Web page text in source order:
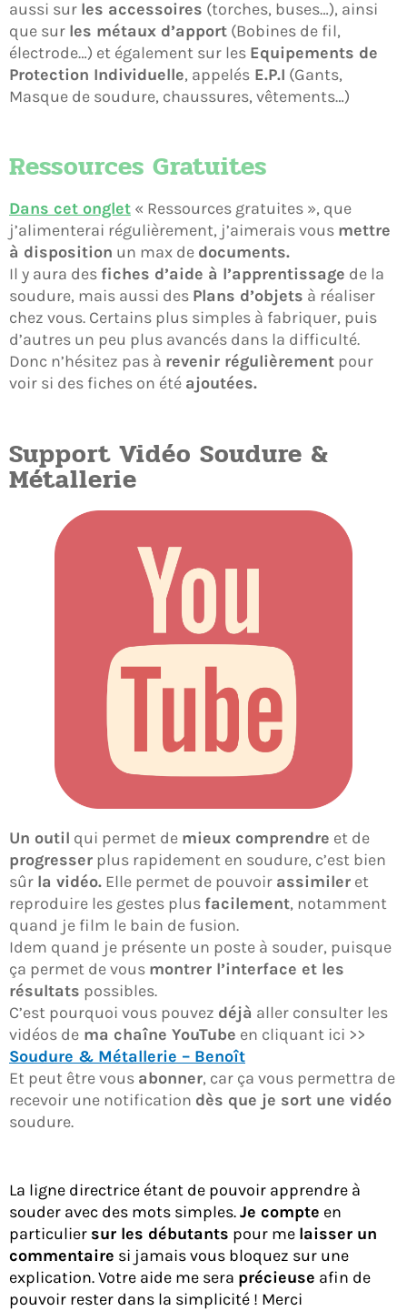
aussi sur les accessoires (torches, buses…), ainsi
que sur les métaux d’apport (Bobines de fil,
électrode…) et également sur les Equipements de
Protection Individuelle, appelés E.P.I (Gants,
Masque de soudure, chaussures, vêtements…)
Ressources Gratuites
Dans cet onglet « Ressources gratuites », que
j’alimenterai régulièrement, j’aimerais vous mettre
à disposition un max de documents.
Il y aura des fiches d’aide à l’apprentissage de la
soudure, mais aussi des Plans d’objets à réaliser
chez vous. Certains plus simples à fabriquer, puis
d’autres un peu plus avancés dans la difficulté.
Donc n’hésitez pas à revenir régulièrement pour
voir si des fiches on été ajoutées.
Support Vidéo Soudure &
Métallerie
Un outil qui permet de mieux comprendre et de
progresser plus rapidement en soudure, c’est bien
sûr la vidéo. Elle permet de pouvoir assimiler et
reproduire les gestes plus facilement, notamment
quand je film le bain de fusion.
Idem quand je présente un poste à souder, puisque
ça permet de vous montrer l’interface et les
résultats possibles.
C’est pourquoi vous pouvez déjà aller consulter les
vidéos de ma chaîne YouTube en cliquant ici >>
Soudure & Métallerie – Benoît
Et peut être vous abonner, car ça vous permettra de
recevoir une notification dès que je sort une vidéo
soudure.
La ligne directrice étant de pouvoir apprendre à
souder avec des mots simples.Je compte en
particulier sur les débutants pour me laisser un
commentaire si jamais vous bloquez sur une
explication. Votre aide me sera précieuse afin de
pouvoir rester dans la simplicité ! Merci